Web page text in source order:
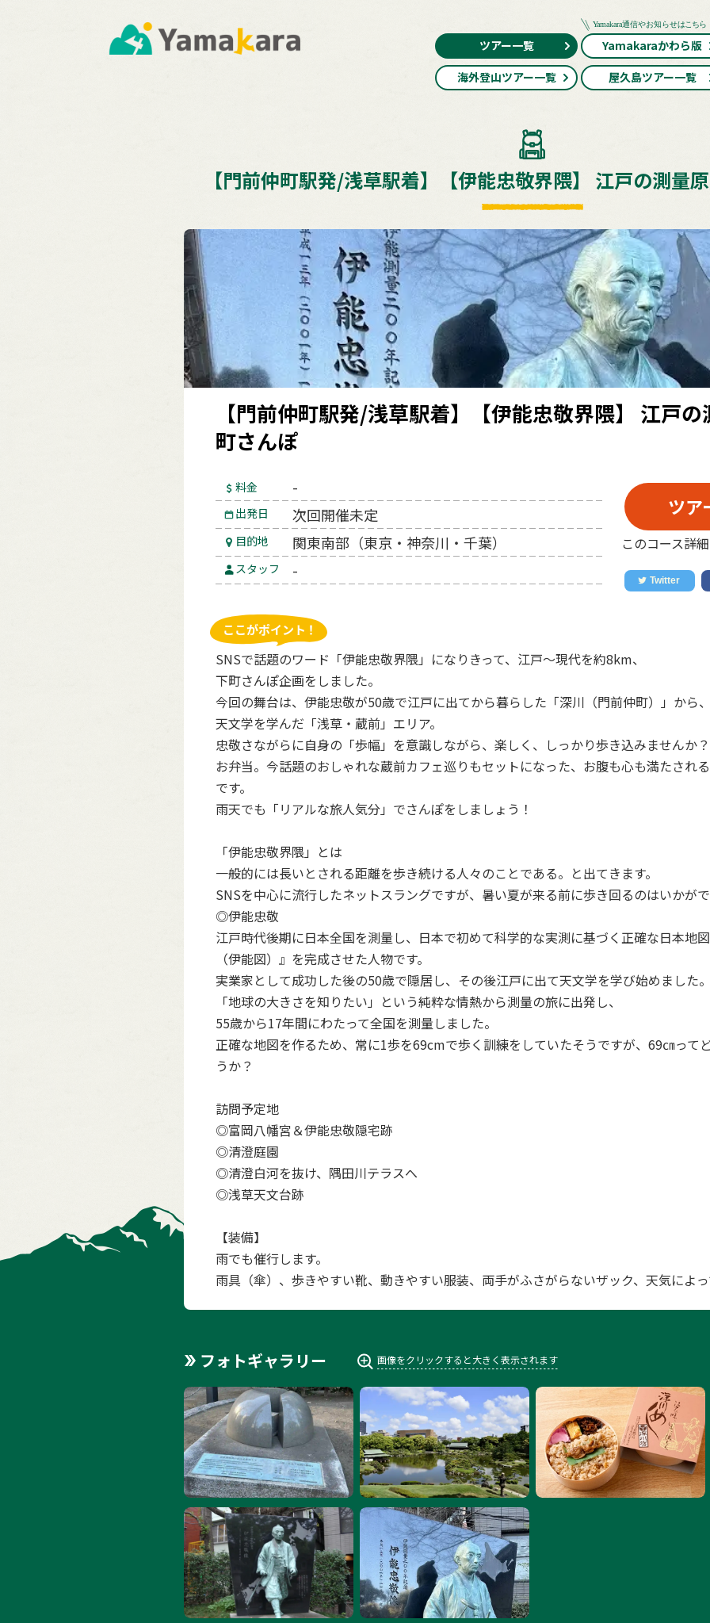
ツアー一覧
Yamakaraかわら版
海外登山ツアー一覧
屋久島ツアー一覧
【門前仲町駅発/浅草駅着】【伊能忠敬界隈】 江戸の測量
【門前仲町駅発/浅草駅着】【伊能忠敬界隈】 江戸
町さんぽ
料金 -
出発日 次回開催未定
目的地 関東南部（東京・神奈川・千葉）
スタッフ -
ツア
このコース詳
SNSで話題のワード「伊能忠敬界隈」になりきって、江戸〜現代を約8km、
下町さんぽ企画をしました。
今回の舞台は、伊能忠敬が50歳で江戸に出てから暮らした「深川（門前仲町）」から、
天文学を学んだ「浅草・蔵前」エリア。
忠敬さながらに自身の「歩幅」を意識しながら、楽しく、しっかり歩き込みませんか
お弁当。今話題のおしゃれな蔵前カフェ巡りもセットになった、お腹も心も満たされ
です。
雨天でも「リアルな旅人気分」でさんぽをしましょう！
「伊能忠敬界隈」とは
一般的には長いとされる距離を歩き続ける人々のことである。と出てきます。
SNSを中心に流行したネットスラングですが、暑い夏が来る前に歩き回るのはいかが
◎伊能忠敬
江戸時代後期に日本全国を測量し、日本で初めて科学的な実測に基づく正確な日本地
（伊能図）』を完成させた人物です。
実業家として成功した後の50歳で隠居し、その後江戸に出て天文学を学び始めました。
「地球の大きさを知りたい」という純粋な情熱から測量の旅に出発し、
55歳から17年間にわたって全国を測量しました。
正確な地図を作るため、常に1歩を69cmで歩く訓練をしていたそうですが、69㎝って
うか？
訪問予定地
◎富岡八幡宮＆伊能忠敬隠宅跡
◎清澄庭園
◎清澄白河を抜け、隅田川テラスへ
◎浅草天文台跡
【装備】
雨でも催行します。
雨具（傘）、歩きやすい靴、動きやすい服装、両手がふさがらないザック、天気によ
フォトギャラリー 画像をクリックすると大きく表示されます